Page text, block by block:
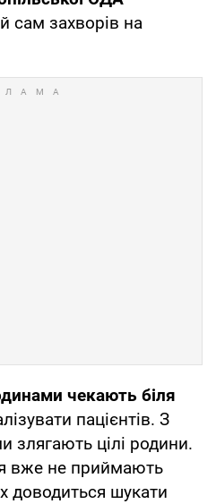
сам захворів на
чекають біля
пацієнтів. З
злягають цілі родини.
вже не приймають
доводиться шукати